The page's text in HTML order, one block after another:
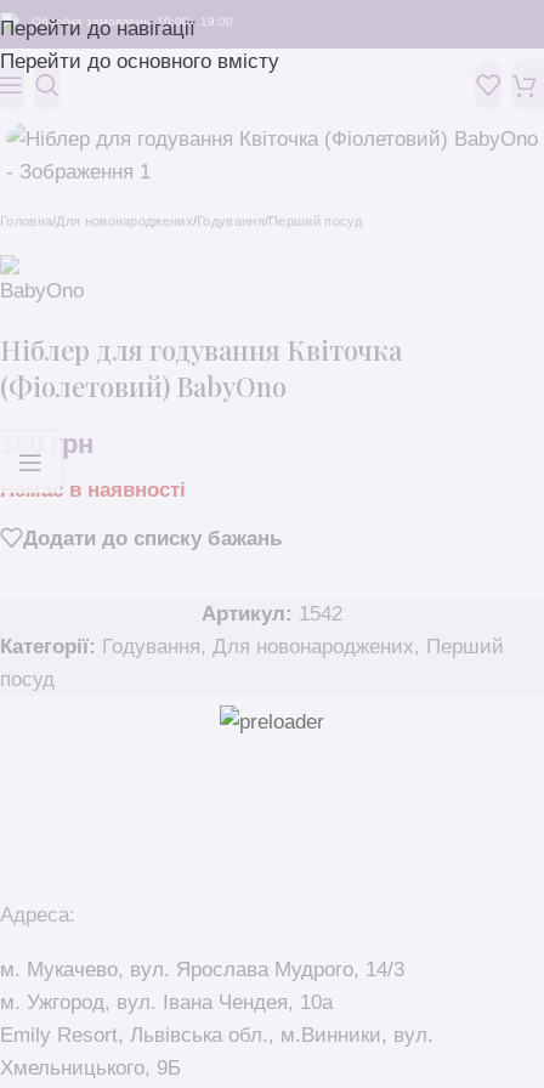
Перейти до навігації
Перейти до основного вмісту
Обробка замовлень: 10:00 - 19:00
Головна/Для новонароджених/Годування/Перший посуд
Ніблер для годування Квіточка
(Фіолетовий) BabyOno
грн
Немає в наявності
Додати до списку бажань
Артикул: 1542
Категорії: Годування, Для новонароджених, Перший
посуд
Адреса:
м. Мукачево, вул. Ярослава Мудрого, 14/3
м. Ужгород, вул. Івана Чендея, 10а
Emily Resort, Львівська обл., м.Винники, вул.
Хмельницького, 9Б